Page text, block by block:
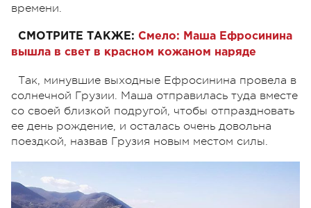
времени.
СМОТРИТЕ ТАКЖЕ: Смело: Маша Ефросинина
вышла в свет в красном кожаном наряде
Так, минувшие выходные Ефросинина провела в
солнечной Грузии. Маша отправилась туда вместе
со своей близкой подругой, чтобы отпраздновать
ее день рождение, и осталась очень довольна
поездкой, назвав Грузия новым местом силы.